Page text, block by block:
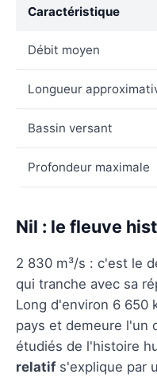
Caractéristique
Débit moyen
Longueur
Bassin versant
Profondeur maximale
Nil : le fleuve
2 830 m³/s : c'est le
qui tranche avec sa
Long d'environ 6 650
pays et demeure l'un
étudiés de l'histoire
relatifs'explique par